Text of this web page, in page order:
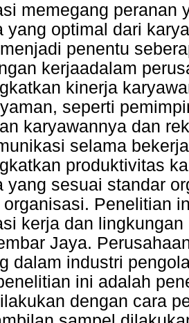
memegang peranan
yang optimal dari
penentu
kerjaadalam
kinerja
seperti
karyawannya dan
selama
produktivitas
yang sesuai standar
Penelitian
kerja dan
Jaya.
dalam industri
ini adalah
dengan cara